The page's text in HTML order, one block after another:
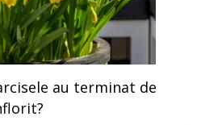
au terminat de